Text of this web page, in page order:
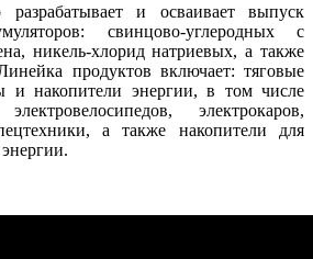
и осваивает выпуск
свинцово-углеродных с
никель-хлорид натриевых, а также
продуктов включает: тяговые
и накопители энергии, в том числе
электрокаров,
а также накопители для